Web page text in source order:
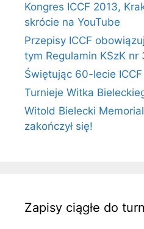
Kongres ICCF 2013,
skrócie na YouTube
Przepisy ICCF
tym Regulamin KSzK nr
Świętując 60-lecie ICCF
Turnieje Witka
Witold Bielecki
zakończył się!
Zapisy ciągłe do